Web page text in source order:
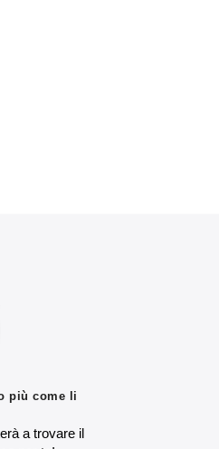
più come li
a trovare il